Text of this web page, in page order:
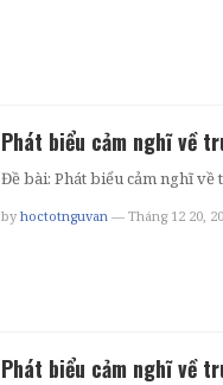
Phát biểu cảm nghĩ về
Đề bài: Phát biểu cảm nghĩ
by hoctotnguvan — Tháng 12 20,
Phát biểu cảm nghĩ về